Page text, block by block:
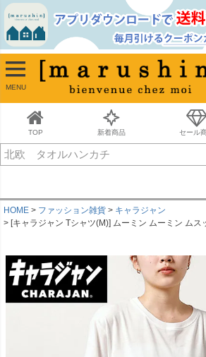
MENU
TOP 新着商品 セール
並び順
新着順
古い順
価格が安い順
価格が高い順
キーワードヒット順
HOME ファッション雑貨
キャラジャン
[キャラジャン Tシャツ(M)] ムーミン ムーミン ムス